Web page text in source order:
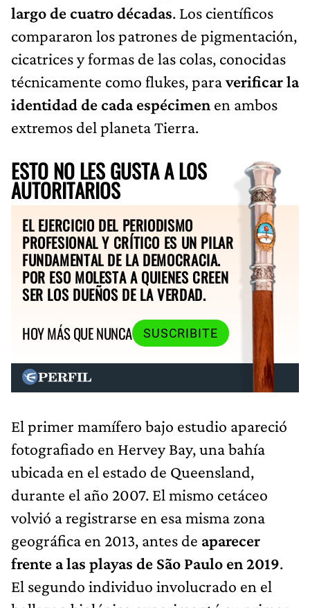
largo de cuatro décadas. Los científicos
compararon los patrones de pigmentación,
cicatrices y formas de las colas, conocidas
técnicamente como flukes, paraverificar la
identidad de cada espécimen en ambos
extremos del planeta Tierra.
ESTO NO LES GUSTA A LOS
AUTORITARIOS
EL EJERCICIO DEL PERIODISMO
PROFESIONAL Y CRÍTICO ES UN PILAR
FUNDAMENTAL DE LA DEMOCRACIA.
POR ESO MOLESTA A QUIENES CREEN
SER LOS DUEÑOS DE LA VERDAD.
HOY MÁS QUE NUNCA
SUSCRIBITE
El primer mamífero bajo estudio apareció
fotografiado en Hervey Bay, una bahía
ubicada en el estado de Queensland,
durante el año 2007. El mismo cetáceo
volvió a registrarse en esa misma zona
geográfica en 2013, antes de aparecer
frente a las playas de São Paulo en 2019.
El segundo individuo involucrado en el